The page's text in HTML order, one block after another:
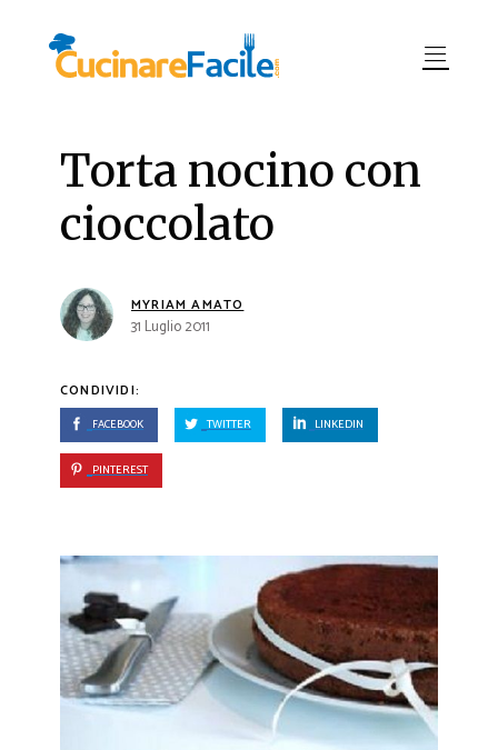
Torta nocino con
cioccolato
MYRIAM AMATO
31 Luglio 2011
CONDIVIDI:
FACEBOOK TWITTER LINKEDIN
PINTEREST